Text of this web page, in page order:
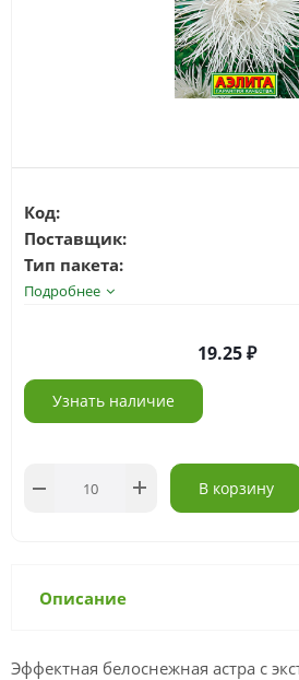
Код:
Поставщик:
Тип пакета:
Подробнее
19.25
Узнать наличие
В корзину
Описание
Эффектная белоснежная астра с